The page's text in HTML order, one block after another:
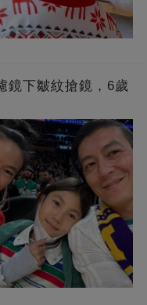
鏡下皺紋搶鏡，6歲